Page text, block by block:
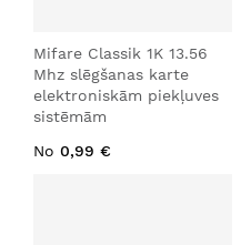
Mifare Classik 1K 13.56
Mhz slēgšanas karte
elektroniskām piekļuves
sistēmām
No 0,99 €